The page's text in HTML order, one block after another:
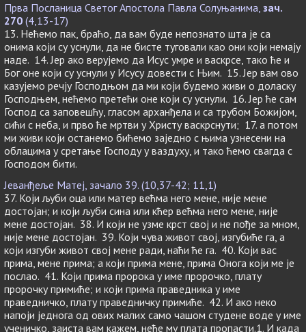
Прва Посланица Светог Апостола Павла Солуњанима, зач.
270 (4,13-17)
13. Нећемо пак, браћо, да вам буде непознато шта је са
онима који су уснули, да не бисте туговали као они који немају
наде. 14. Јер ако верујемо да Исус умре и васкрсе, тако ће и
Бог оне који су уснули у Исусу довести с Њим. 15. Јер вам ово
казујемо речју Господњом да ми који будемо живи о доласку
Господњем, нећемо претећи оне који су уснули. 16. Јер ће сам
Господ са заповешћу, гласом арханђела и са трубом Божијом,
сићи с неба, и прво ће мртви у Христу васкрснути; 17. а потом
ми живи који останемо бићемо заједно с њима узнесени на
облацима у сретање Господу у ваздуху, и тако ћемо свагда с
Господом бити.
Јеванђеље Матеј, зачало 39. (10,37-42; 11,1)
37. Који љуби оца или матер већма него мене, није мене
достојан; и који љуби сина или кћер већма него мене, није
мене достојан. 38. И који не узме крст свој и не пође за мном,
није мене достојан. 39. Који чува живот свој, изгубиће га, а
који изгуби живот свој мене ради, наћи ће га. 40. Који вас
прима, мене прима; а који прима мене, прима Онога који ме је
послао. 41. Који прима пророка у име пророчко, плату
пророчку примиће; и који прима праведника у име
праведничко, плату праведничку примиће. 42. И ако неко
напоји једнога од ових малих само чашом студене воде у име
ученичко, заиста вам кажем, неће му плата пропасти.1. И када